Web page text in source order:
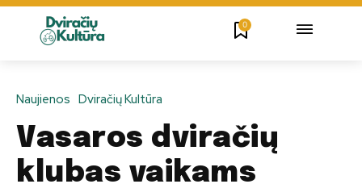
0
Naujienos Dviračių Kultūra
Vasaros dviračių
klubas vaikams